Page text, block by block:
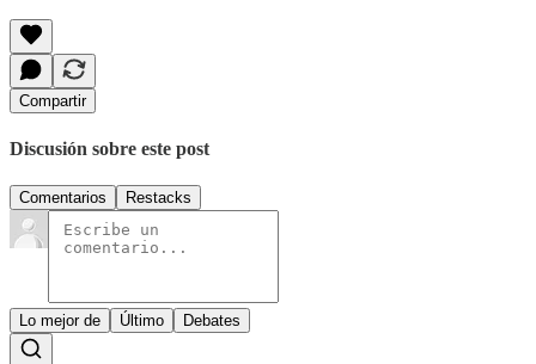
Compartir
Discusión sobre este post
Comentarios Restacks
Lo mejor de Último Debates